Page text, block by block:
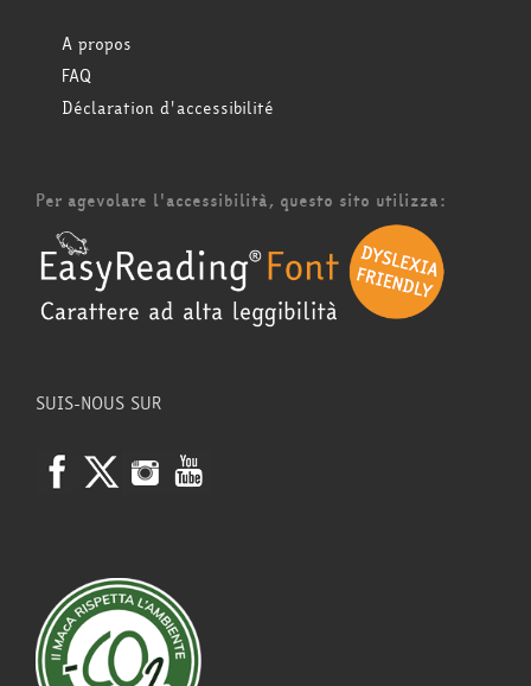
A propos
FAQ
Déclaration d'accessibilité
Per agevolare l'accessibilità, questo sito utilizza:
SUIS-NOUS SUR